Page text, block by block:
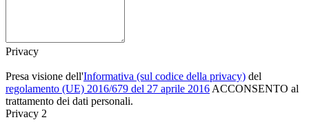
Privacy
Presa visione dell'Informativa (sul codice della privacy) del
regolamento (UE) 2016/679 del 27 aprile 2016 ACCONSENTO al
trattamento dei dati personali.
Privacy 2